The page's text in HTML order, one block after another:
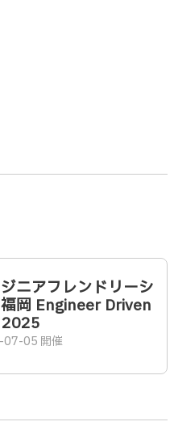
ニアフレンドリーシ
岡 Engineer Driven
05 開催